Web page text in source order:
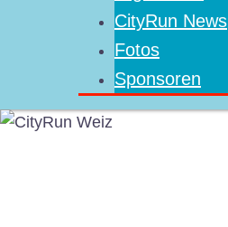
CityRun News
Fotos
Sponsoren